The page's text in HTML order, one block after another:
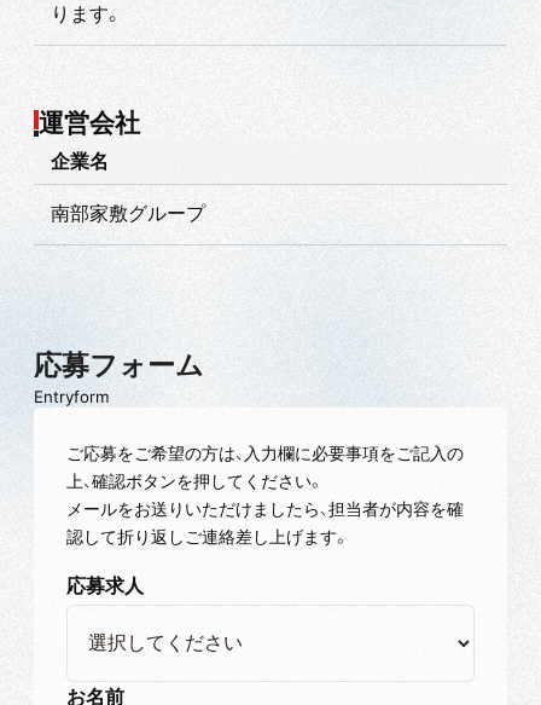
ります。
運営会社
企業名
南部家敷グループ
応募フォーム
Entryform
ご応募をご希望の方は、入力欄に必要事項をご記入の
上、確認ボタンを押してください。
メールをお送りいただけましたら、担当者が内容を確
認して折り返しご連絡差し上げます。
応募求人
お名前